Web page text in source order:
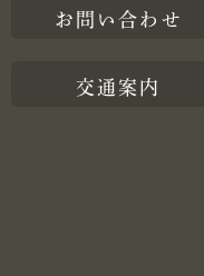
お問い合わせ
交通案内